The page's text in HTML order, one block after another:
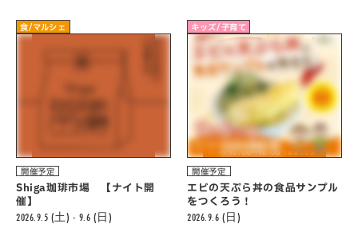
食/マルシェ
開催予定
Shiga珈琲市場 【ナイト開
催】
2026.9.5 (土) - 9.6 (日)
キッズ/子育て
開催予定
エビの天ぷら丼の食品サンプル
をつくろう！
2026.9.6 (日)